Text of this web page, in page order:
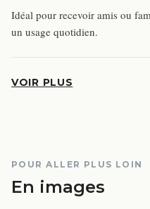
Idéal pour recevoir amis ou
un usage quotidien.
VOIR PLUS
POUR ALLER PLUS LOIN
En images